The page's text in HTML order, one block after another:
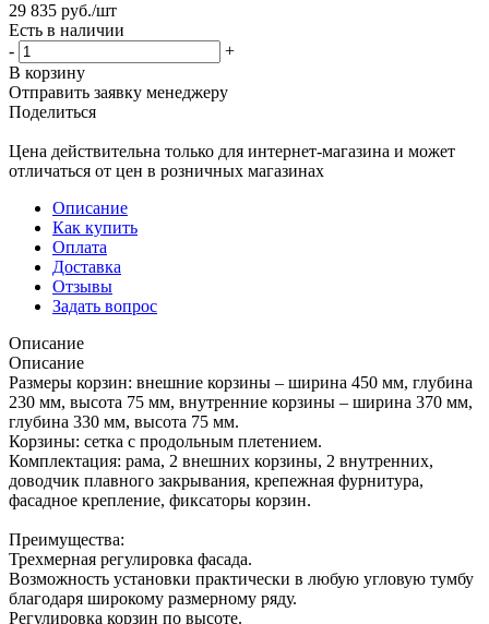
29 835 руб./шт
Есть в наличии
-
+
В корзину
Отправить заявку менеджеру
Поделиться
Цена действительна только для интернет-магазина и может
отличаться от цен в розничных магазинах
Описание
Как купить
Оплата
Доставка
Отзывы
Задать вопрос
Описание
Описание
Размеры корзин: внешние корзины – ширина 450 мм, глубина
230 мм, высота 75 мм, внутренние корзины – ширина 370 мм,
глубина 330 мм, высота 75 мм.
Корзины: сетка с продольным плетением.
Комплектация: рама, 2 внешних корзины, 2 внутренних,
доводчик плавного закрывания, крепежная фурнитура,
фасадное крепление, фиксаторы корзин.
Преимущества:
Трехмерная регулировка фасада.
Возможность установки практически в любую угловую тумбу
благодаря широкому размерному ряду.
Регулировка корзин по высоте.